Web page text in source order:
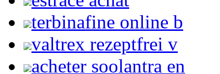
terbinafine online b
valtrex rezeptfrei v
acheter soolantra en